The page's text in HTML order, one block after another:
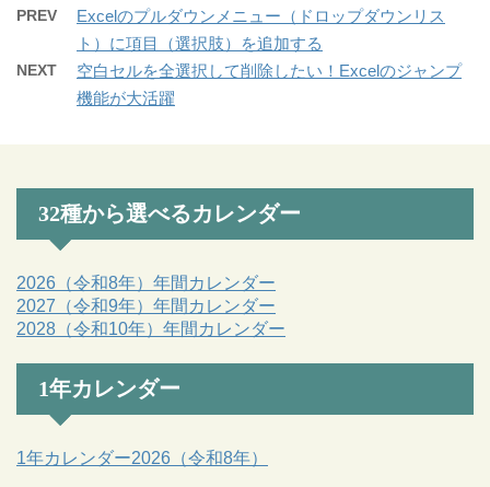
PREV
Excelのプルダウンメニュー（ドロップダウンリス
ト）に項目（選択肢）を追加する
NEXT
空白セルを全選択して削除したい！Excelのジャンプ
機能が大活躍
32種から選べるカレンダー
2026（令和8年）年間カレンダー
2027（令和9年）年間カレンダー
2028（令和10年）年間カレンダー
1年カレンダー
1年カレンダー2026（令和8年）